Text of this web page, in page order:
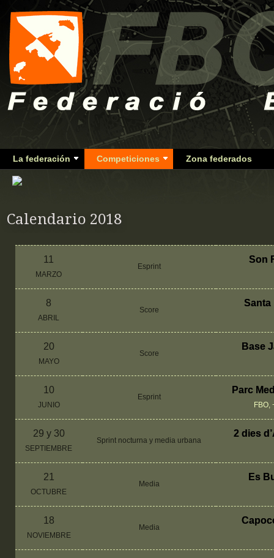
La federación Competiciones Zona federados
Calendario 2018
11
MARZO
Esprint
Son
8
ABRIL
Score
Santa
20
MAYO
Score
Base
10
JUNIO
Esprint
Parc
FBO,
29 y 30
SEPTIEMBRE
Sprint nocturna y media urbana
2 dies
21
OCTUBRE
Media
Es
18
NOVIEMBRE
Media